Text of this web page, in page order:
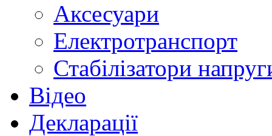
Аксесуари
Електротранспорт
Стабілізатори
Відео
Декларації